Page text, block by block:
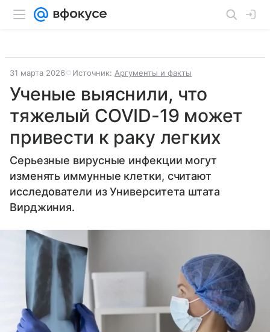
31 марта 2026 Источник: Аргументы и факты
Ученые выяснили, что
тяжелый COVID-19 может
привести к раку легких
Серьезные вирусные инфекции могут
изменять иммунные клетки, считают
исследователи из Университета штата
Вирджиния.